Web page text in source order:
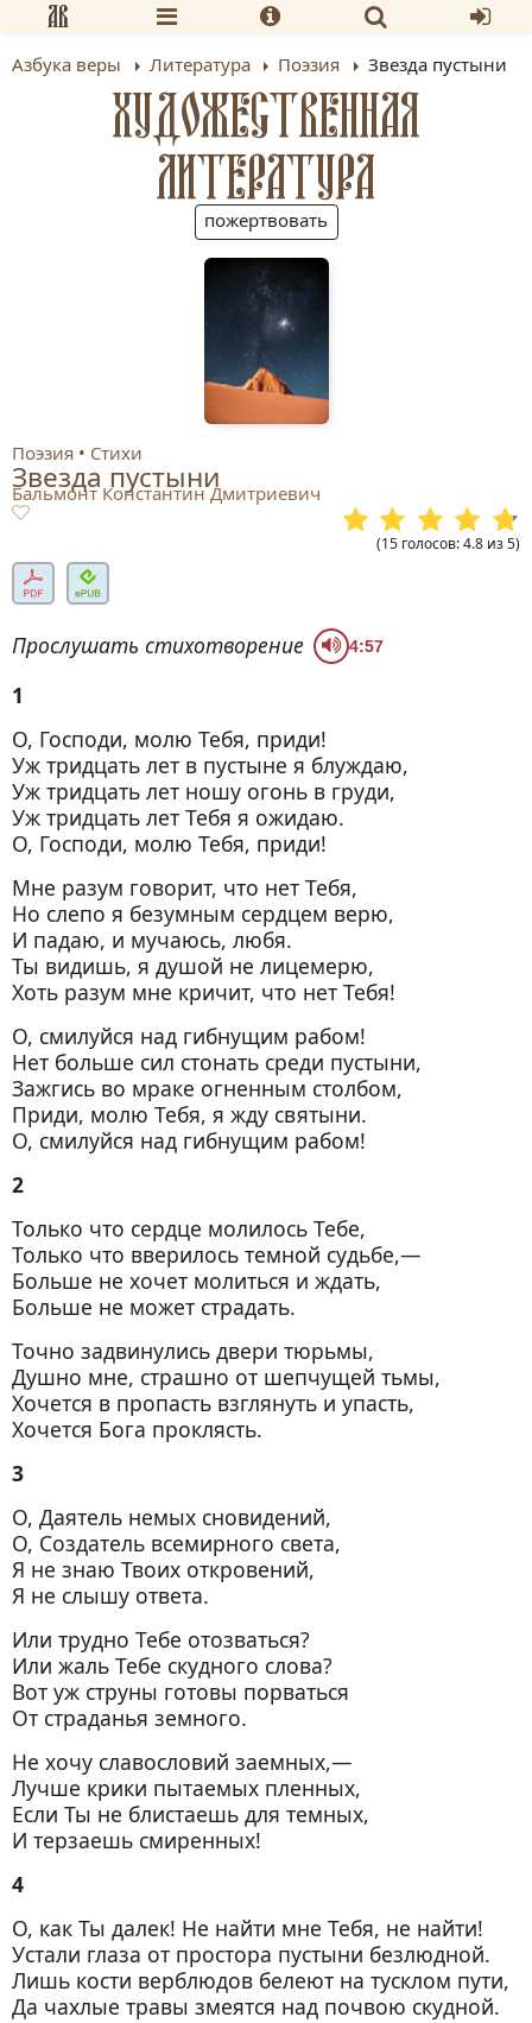
Азбука веры Литература Поэзия Звезда пустыни
ХУДОЖЕСТВЕННАЯ
ЛИТЕРАТУРА
пожертвовать
Поэзия Стихи
Звезда пустыни
Бальмонт Константин Дмитриевич
(15 голосов:4.8 из5)
Прослушать стихотворение 4:57
1
О, Господи, молю Тебя, приди!
Уж тридцать лет в пустыне я блуждаю,
Уж тридцать лет ношу огонь в груди,
Уж тридцать лет Тебя я ожидаю.
О, Господи, молю Тебя, приди!
Мне разум говорит, что нет Тебя,
Но слепо я безумным сердцем верю,
И падаю, и мучаюсь, любя.
Ты видишь, я душой не лицемерю,
Хоть разум мне кричит, что нет Тебя!
О, смилуйся над гибнущим рабом!
Нет больше сил стонать среди пустыни,
Зажгись во мраке огненным столбом,
Приди, молю Тебя, я жду святыни.
О, смилуйся над гибнущим рабом!
2
Только что сердце молилось Тебе,
Только что вверилось темной судьбе,—
Больше не хочет молиться и ждать,
Больше не может страдать.
Точно задвинулись двери тюрьмы,
Душно мне, страшно от шепчущей тьмы,
Хочется в пропасть взглянуть и упасть,
Хочется Бога проклясть.
3
О, Даятель немых сновидений,
О, Создатель всемирного света,
Я не знаю Твоих откровений,
Я не слышу ответа.
Или трудно Тебе отозваться?
Или жаль Тебе скудного слова?
Вот уж струны готовы порваться
От страданья земного.
Не хочу славословий заемных,—
Лучше крики пытаемых пленных,
Если Ты не блистаешь для темных,
И терзаешь смиренных!
4
О, как Ты далек! Не найти мне Тебя, не найти!
Устали глаза от простора пустыни безлюдной.
Лишь кости верблюдов белеют на тусклом пути,
Да чахлые травы змеятся над почвою скудной.